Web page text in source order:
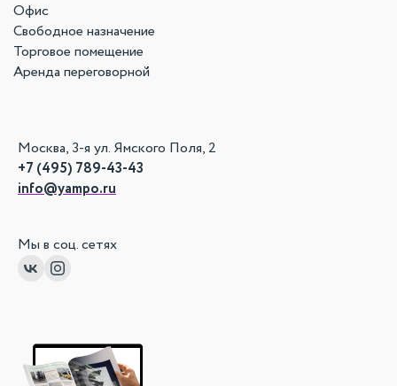
Москва, 3-я ул. Ямского Поля, 2
+7 (495) 789-43-43
info@yampo.ru
Мы в соц. сетях
Офис
Свободное назначение
Торговое помещение
Аренда переговорной